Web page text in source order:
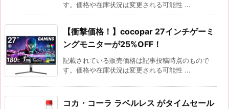
す。価格や在庫状況は変更される可能性 ...
【衝撃価格！】cocopar 27インチゲーミ
ングモニターが25%OFF！
記載されている販売価格は記事投稿時点のもので
す。価格や在庫状況は変更される可能性 ...
コカ・コーラ ラベルレス がタイムセール